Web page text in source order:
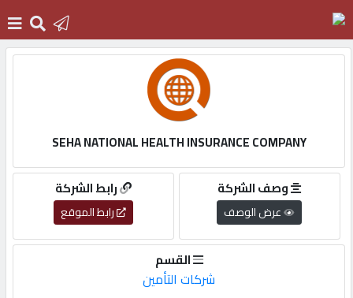
دخول
التسجيل
English
SEHA NATIONAL HEALTH INSURANCE COMPANY
رابط الشركة
رابط الموقع
وصف الشركة
عرض الوصف
القسم
شركات التأمين